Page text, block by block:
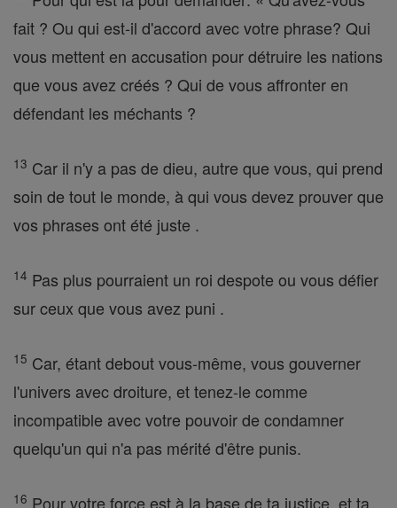
fait ? Ou qui est-il d'accord avec votre phrase? Qui
vous mettent en accusation pour détruire les nations
que vous avez créés ? Qui de vous affronter en
défendant les méchants ?
13 Car il n'y a pas de dieu, autre que vous, qui prend
soin de tout le monde, à qui vous devez prouver que
vos phrases ont été juste .
14 Pas plus pourraient un roi despote ou vous défier
sur ceux que vous avez puni .
15 Car, étant debout vous-même, vous gouverner
l'univers avec droiture, et tenez-le comme
incompatible avec votre pouvoir de condamner
quelqu'un qui n'a pas mérité d'être punis.
16 Pour votre force est à la base de ta justice, et ta